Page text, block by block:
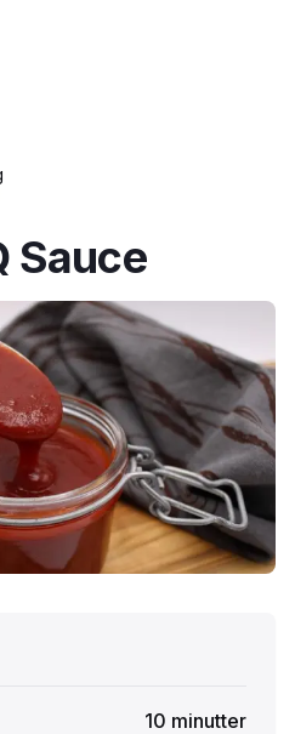
Sauce
10 minutter